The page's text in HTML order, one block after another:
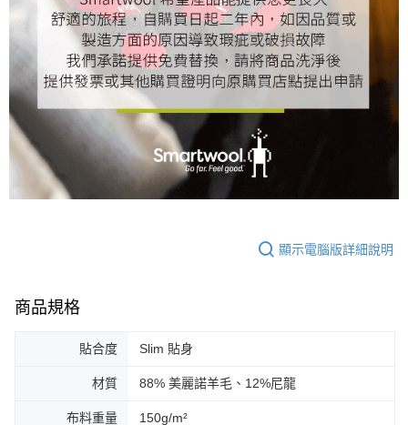
顯示電腦版詳細說明
商品規格
貼合度 Slim 貼身
材質 88% 美麗諾羊毛、12%尼龍
布料重量 150g/m²